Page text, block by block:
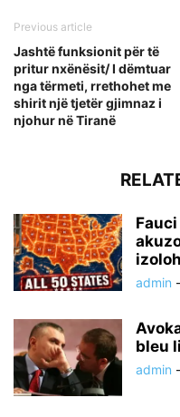
Previous article
Jashtë funksionit për të
pritur nxënësit/ I dëmtuar
nga tërmeti, rrethohet me
shirit një tjetër gjimnaz i
njohur në Tiranë
admin -
bleu
admin -